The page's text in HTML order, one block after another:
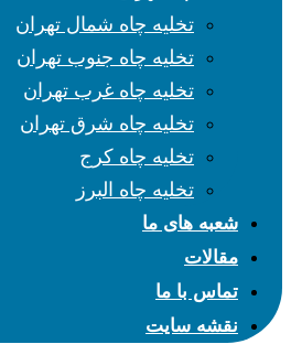
تخلیه چاه شمال تهران
تخلیه چاه جنوب تهران
تخلیه چاه غرب تهران
تخلیه چاه شرق تهران
تخلیه چاه کرج
تخلیه چاه البرز
شعبه های ما
مقالات
تماس با ما
نقشه سایت